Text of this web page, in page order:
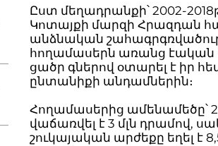
Ըստ մեղադրանքի՝ 2002-
Կոտայքի մարզի Հրազդան
անձնական
հողամասերն առանց էական
ցածր գներով օտարել է իր
ընտանիքի անդամներին։
Հողամասերից ամենամեծը՝
վաճառվել է 3 մլն դրամով,
շուկայական արժեքը եղել է